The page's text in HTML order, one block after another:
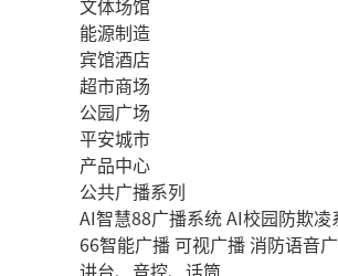
文体场馆
能源制造
宾馆酒店
超市商场
公园广场
平安城市
产品中心
公共广播系列
AI智慧88广播系统AI校园防欺凌
66智能广播 可视广播消防语音
讲台、音控、话筒